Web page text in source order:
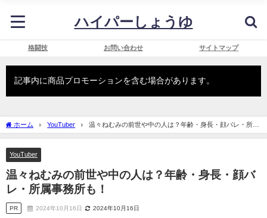
ハイパーしょうゆ
格闘技 お問い合わせ サイトマップ
記事内に商品プロモーションを含む場合があります。
ホーム YouTuber
温々ねむみの前世や中の人は？年齢・身長・顔バレ・所属
事務所も！
YouTuber
温々ねむみの前世や中の人は？年齢・身長・顔バ
レ・所属事務所も！
PR 2024年10月16日 2024年10月16日